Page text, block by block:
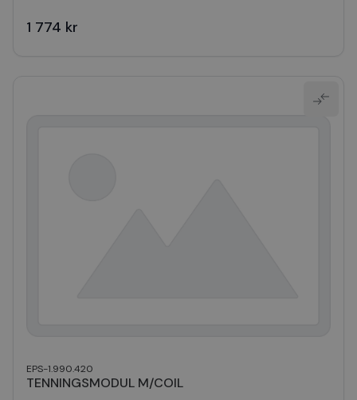
1 774 kr
EPS-1.990.420
TENNINGSMODUL M/COIL